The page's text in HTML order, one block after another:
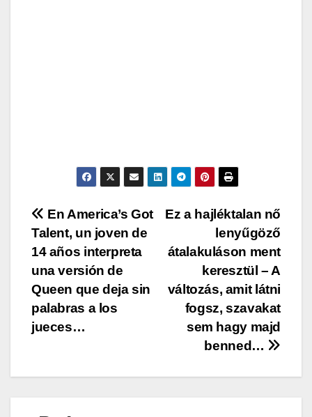
Post
navigation
Ez a hajléktalan nő
lenyűgöző
átalakuláson ment
keresztül – A
változás, amit látni
fogsz, szavakat
sem hagy majd
benned…
En America’s Got
Talent, un joven de
14 años interpreta
una versión de
Queen que deja sin
palabras a los
jueces…